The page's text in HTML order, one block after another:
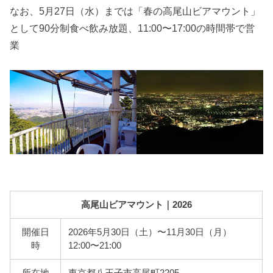
なお、5月27日（水）までは「春の高尾山ビアマウント」
として90分制食べ飲み放題、11:00〜17:00の時間帯で営
業
高尾山ビアマウント｜2026
開催日
時
2026年5月30日（土）〜11月30日（月）
12:00〜21:00